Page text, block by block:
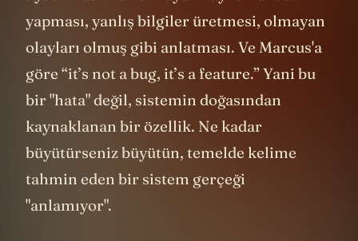
yapması, yanlış bilgiler üretmesi, olmayan
olayları olmuş gibi anlatması. Ve Marcus'a
göre “it’s not a bug, it’s a feature.” Yani bu
bir "hata" değil, sistemin doğasından
kaynaklanan bir özellik. Ne kadar
büyütürseniz büyütün, temelde kelime
tahmin eden bir sistem gerçeği
"anlamıyor".